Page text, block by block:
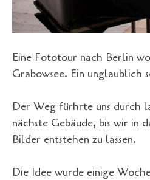
Eine Fototour nach Berlin
Grabowsee. Ein unglaublich
Der Weg fürhrte uns durch
nächste Gebäude, bis wir in
Bilder entstehen zu lassen.
Die Idee wurde einige